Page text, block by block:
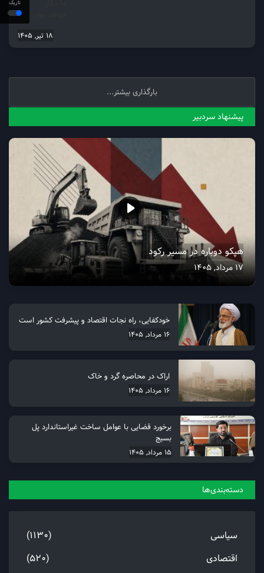
تاریک
18 تیر, 1405
بارگذاری بیشتر...
پیشنهاد سردبیر
هپکو دوباره در مسیر رکود
17 مرداد, 1405
خودکفایی، راه نجات اقتصاد و پیشرفت کشور است
16 مرداد, 1405
اراک در محاصره گرد و خاک
16 مرداد, 1405
برخورد قضایی با عوامل ساخت غیراستاندارد پل
بسیج
15 مرداد, 1405
دسته‌بندی‌ها
سیاسی
(1130)
اقتصادی
(520)